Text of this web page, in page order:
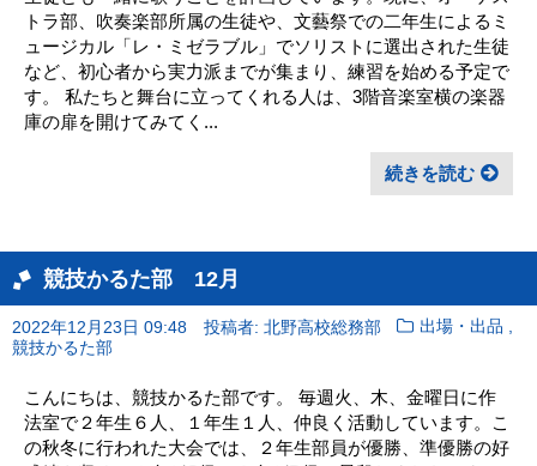
トラ部、吹奏楽部所属の生徒や、文藝祭での二年生によるミ
ュージカル「レ・ミゼラブル」でソリストに選出された生徒
など、初心者から実力派までが集まり、練習を始める予定で
す。 私たちと舞台に立ってくれる人は、3階音楽室横の楽器
庫の扉を開けてみてく...
続きを読む
競技かるた部 12月
2022年12月23日 09:48 投稿者: 北野高校総務部 出場・出品 ,
競技かるた部
こんにちは、競技かるた部です。 毎週火、木、金曜日に作
法室で２年生６人、１年生１人、仲良く活動しています。こ
の秋冬に行われた大会では、２年生部員が優勝、準優勝の好